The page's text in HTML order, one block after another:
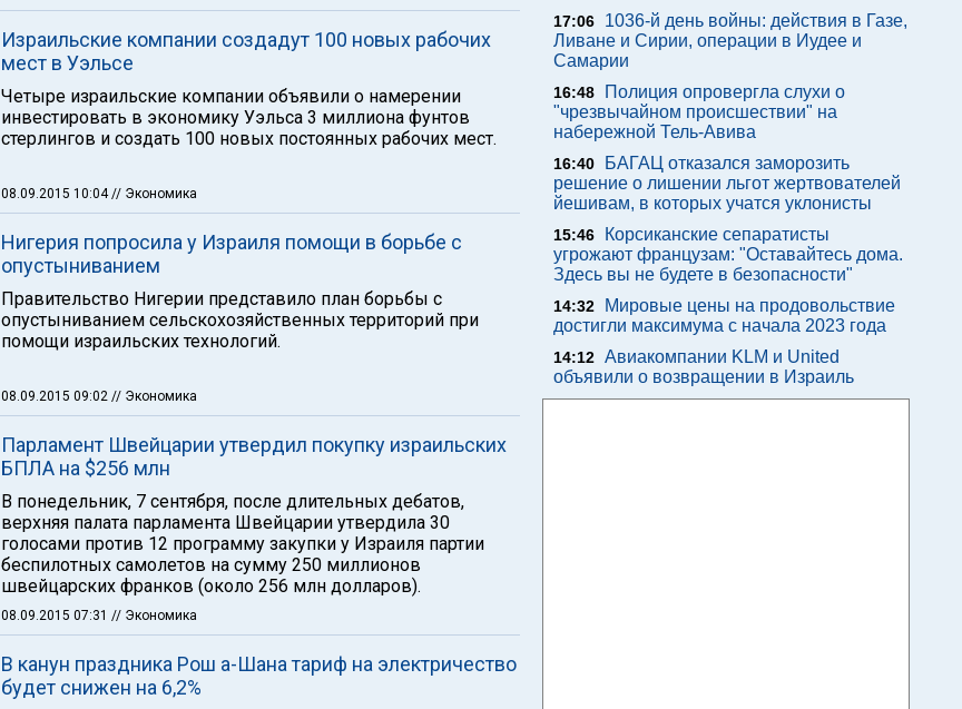
Израильские компании создадут 100 новых рабочих
мест в Уэльсе
Четыре израильские компании объявили о намерении
инвестировать в экономику Уэльса 3 миллиона фунтов
стерлингов и создать 100 новых постоянных рабочих мест.
08.09.2015 10:04// Экономика
Нигерия попросила у Израиля помощи в борьбе с
опустыниванием
Правительство Нигерии представило план борьбы с
опустыниванием сельскохозяйственных территорий при
помощи израильских технологий.
08.09.2015 09:02 // Экономика
Парламент Швейцарии утвердил покупку израильских
БПЛА на $256 млн
В понедельник, 7 сентября, после длительных дебатов,
верхняя палата парламента Швейцарии утвердила 30
голосами против 12 программу закупки у Израиля партии
беспилотных самолетов на сумму 250 миллионов
швейцарских франков (около 256 млн долларов).
08.09.2015 07:31 // Экономика
В канун праздника Рош а-Шана тариф на электричество
будет снижен на 6,2%
17:06
1036-й день войны: действия в Газе,
Ливане и Сирии, операции в Иудее и
Самарии
16:48
Полиция опровергла слухи о
"чрезвычайном происшествии" на
набережной Тель-Авива
16:40
БАГАЦ отказался заморозить
решение о лишении льгот жертвователей
йешивам, в которых учатся уклонисты
15:46
Корсиканские сепаратисты
угрожают французам: "Оставайтесь дома.
Здесь вы не будете в безопасности"
14:32
Мировые цены на продовольствие
достигли максимума с начала 2023 года
14:12 Авиакомпании KLM и United
объявили о возвращении в Израиль